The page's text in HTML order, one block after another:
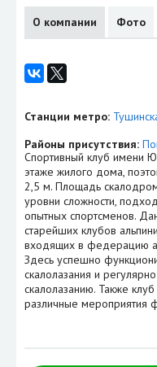
О компании Фото
Станции метро:
Районы присутствия:
Спортивный клуб имени
этаже жилого дома,
2,5 м. Площадь
уровни сложности,
опытных спортсменов.
старейших клубов
входящих в федерацию
Здесь успешно
скалолазания и
скалолазанию. Также
различные мероприятия